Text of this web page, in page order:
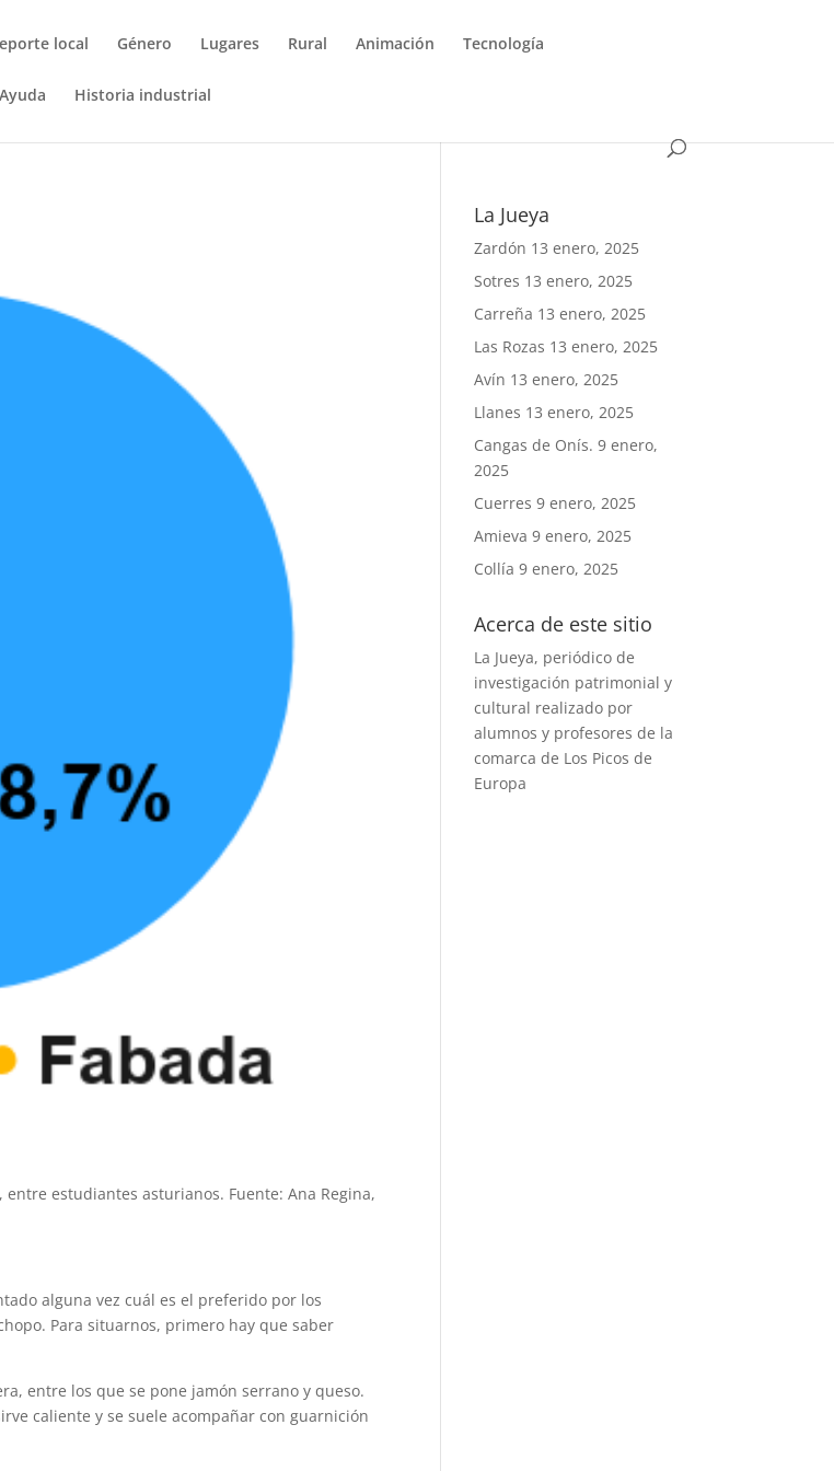
local Género Lugares Rural Animación Tecnología
Ayuda Historia industrial
estudiantes asturianos. Fuente: Ana Regina,
alguna vez cuál es el preferido por los
Para situarnos, primero hay que saber
entre los que se pone jamón serrano y queso.
caliente y se suele acompañar con guarnición
La Jueya
Zardón 13 enero, 2025
Sotres 13 enero, 2025
Carreña 13 enero, 2025
Las Rozas 13 enero, 2025
Avín 13 enero, 2025
Llanes 13 enero, 2025
Cangas de Onís. 9 enero,
2025
Cuerres 9 enero, 2025
Amieva 9 enero, 2025
Collía 9 enero, 2025
Acerca de este sitio
La Jueya, periódico de
investigación patrimonial y
cultural realizado por
alumnos y profesores de la
comarca de Los Picos de
Europa